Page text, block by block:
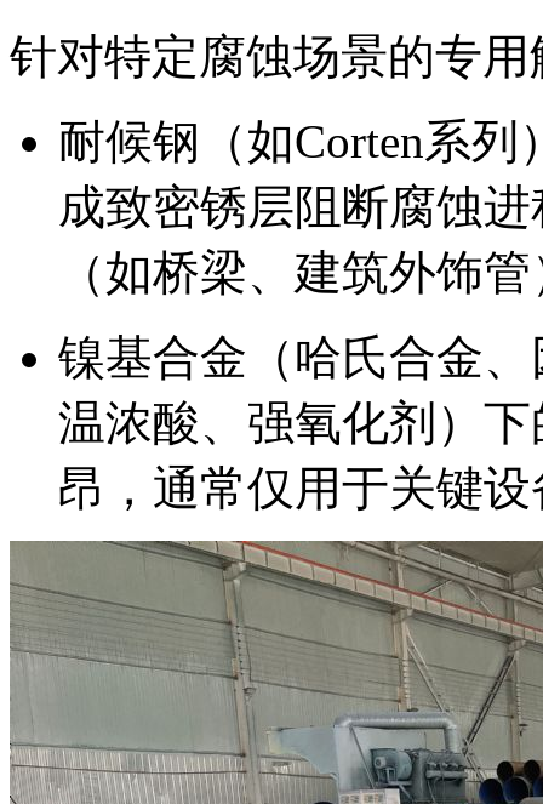
针对特定腐蚀场景的专
耐候钢（如Corten系
成致密锈层阻断腐蚀
（如桥梁、建筑外饰
镍基合金（哈氏合金
温浓酸、强氧化剂）
昂，通常仅用于关键